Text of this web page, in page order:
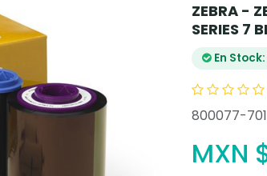
ZEBRA -
SERIES 7
En Stock:
800077-701
MXN